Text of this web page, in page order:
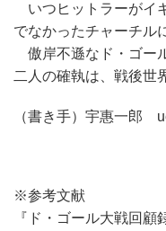
いつヒットラーがイ
でなかったチャーチル
傲岸不遜なド・ゴー
二人の確執は、戦後世
（書き手）宇惠一郎
※参考文献
『ド・ゴール大戦回